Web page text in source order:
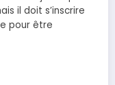
il doit s’inscrire
pour être